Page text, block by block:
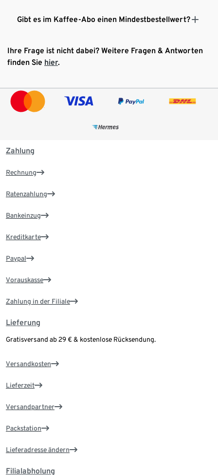
Gibt es im Kaffee-Abo einen Mindestbestellwert?
Ihre Frage ist nicht dabei? Weitere Fragen & Antworten
finden Sie hier.
Zahlung
Rechnung
Ratenzahlung
Bankeinzug
Kreditkarte
Paypal
Vorauskasse
Zahlung in der Filiale
Lieferung
Gratisversand ab 29 € & kostenlose Rücksendung.
Versandkosten
Lieferzeit
Versandpartner
Packstation
Lieferadresse ändern
Filialabholung